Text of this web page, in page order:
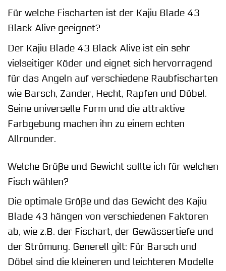
Für welche Fischarten ist der Kajiu Blade 43
Black Alive geeignet?
Der Kajiu Blade 43 Black Alive ist ein sehr
vielseitiger Köder und eignet sich hervorragend
für das Angeln auf verschiedene Raubfischarten
wie Barsch, Zander, Hecht, Rapfen und Döbel.
Seine universelle Form und die attraktive
Farbgebung machen ihn zu einem echten
Allrounder.
Welche Größe und Gewicht sollte ich für welchen
Fisch wählen?
Die optimale Größe und das Gewicht des Kajiu
Blade 43 hängen von verschiedenen Faktoren
ab, wie z.B. der Fischart, der Gewässertiefe und
der Strömung. Generell gilt: Für Barsch und
Döbel sind die kleineren und leichteren Modelle